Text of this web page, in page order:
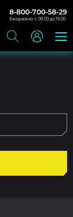
8-800-700-58-29
Ежедневно: с 09:00 до 19:00